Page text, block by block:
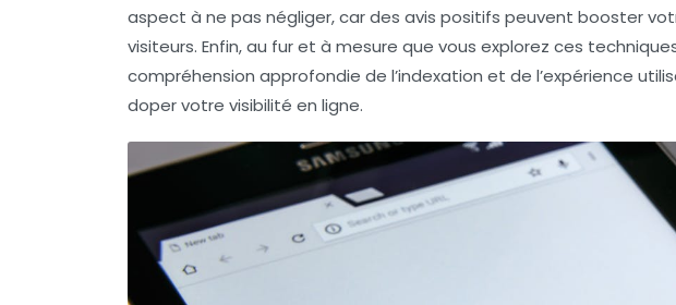
aspect à ne pas négliger, car des avis positifs peuvent booster
visiteurs. Enfin, au fur et à mesure que vous explorez ces
compréhension approfondie de l’indexation et de l’expérience
doper votre visibilité en ligne.